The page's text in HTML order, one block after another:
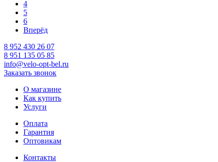
4
5
6
Вперёд
8 952 430 26 07
8 951 135 05 85
info@velo-opt-bel.ru
Заказать звонок
О магазине
Как купить
Услуги
Оплата
Гарантия
Оптовикам
Контакты